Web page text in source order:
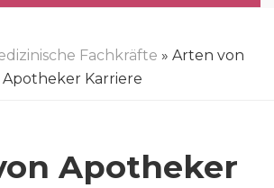
Fachkräfte » Arten von
Apotheker Karriere
Apotheker